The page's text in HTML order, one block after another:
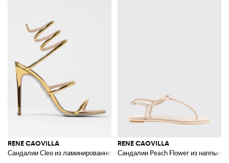
RENE CAOVILLA
Сандалии Cleo из ламинированной лакированной кожи
RENE CAOVILLA
Сандалии Peach Flower из наппы со